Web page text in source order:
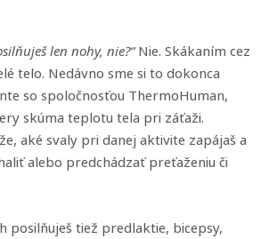
len nohy, nie?“Nie. Skákaním cez
telo. Nedávno sme si to dokonca
so spoločnosťou ThermoHuman,
skúma teplotu tela pri záťaži.
aké svaly pri danej aktivite zapájaš a
alebo predchádzať preťaženiu či
posilňuješ tiež predlaktie, bicepsy,